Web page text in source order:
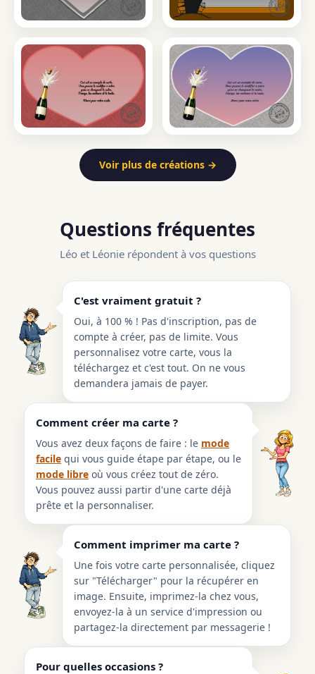
Voir plus de créations →
Questions fréquentes
Léo et Léonie répondent à vos questions
C'est vraiment gratuit ?
Oui, à 100 % ! Pas d'inscription, pas de
compte à créer, pas de limite. Vous
personnalisez votre carte, vous la
téléchargez et c'est tout. On ne vous
demandera jamais de payer.
Comment créer ma carte ?
Vous avez deux façons de faire : le mode
facile qui vous guide étape par étape, ou le
mode libre où vous créez tout de zéro.
Vous pouvez aussi partir d'une carte déjà
prête et la personnaliser.
Comment imprimer ma carte ?
Une fois votre carte personnalisée, cliquez
sur "Télécharger" pour la récupérer en
image. Ensuite, imprimez-la chez vous,
envoyez-la à un service d'impression ou
partagez-la directement par messagerie !
Pour quelles occasions ?